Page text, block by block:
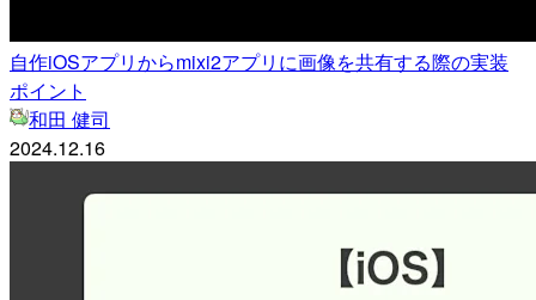
自作iOSアプリからmixi2アプリに画像を共有する際の実装
ポイント
和田 健司
2024.12.16